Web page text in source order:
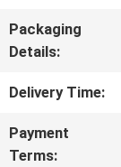
DI
QUALITÀ
Packaging
Details:
Delivery Time:
Payment
Terms: